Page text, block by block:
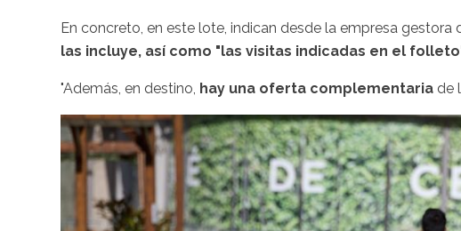
En concreto, en este lote, indican desde la empresa gestora
las incluye, así como "las visitas indicadas en el
"Además, en destino, hay una oferta complementaria de